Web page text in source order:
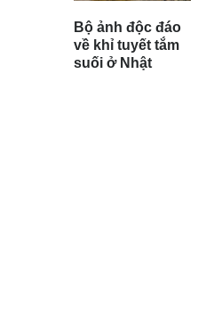
Bộ ảnh độc đáo
về khỉ tuyết tắm
suối ở Nhật